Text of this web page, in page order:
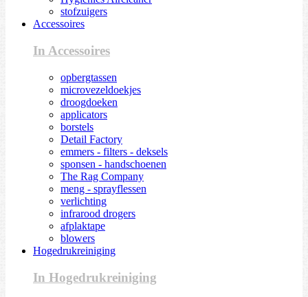
stofzuigers
Accessoires
In Accessoires
opbergtassen
microvezeldoekjes
droogdoeken
applicators
borstels
Detail Factory
emmers - filters - deksels
sponsen - handschoenen
The Rag Company
meng - sprayflessen
verlichting
infrarood drogers
afplaktape
blowers
Hogedrukreiniging
In Hogedrukreiniging